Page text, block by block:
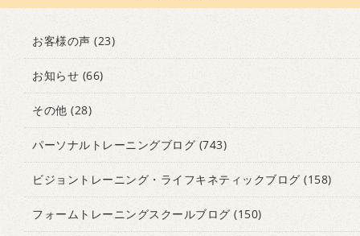
お客様の声 (23)
お知らせ (66)
その他 (28)
パーソナルトレーニングブログ (743)
ビジョントレーニング・ライフキネティックブログ (158)
フォームトレーニングスクールブログ(150)